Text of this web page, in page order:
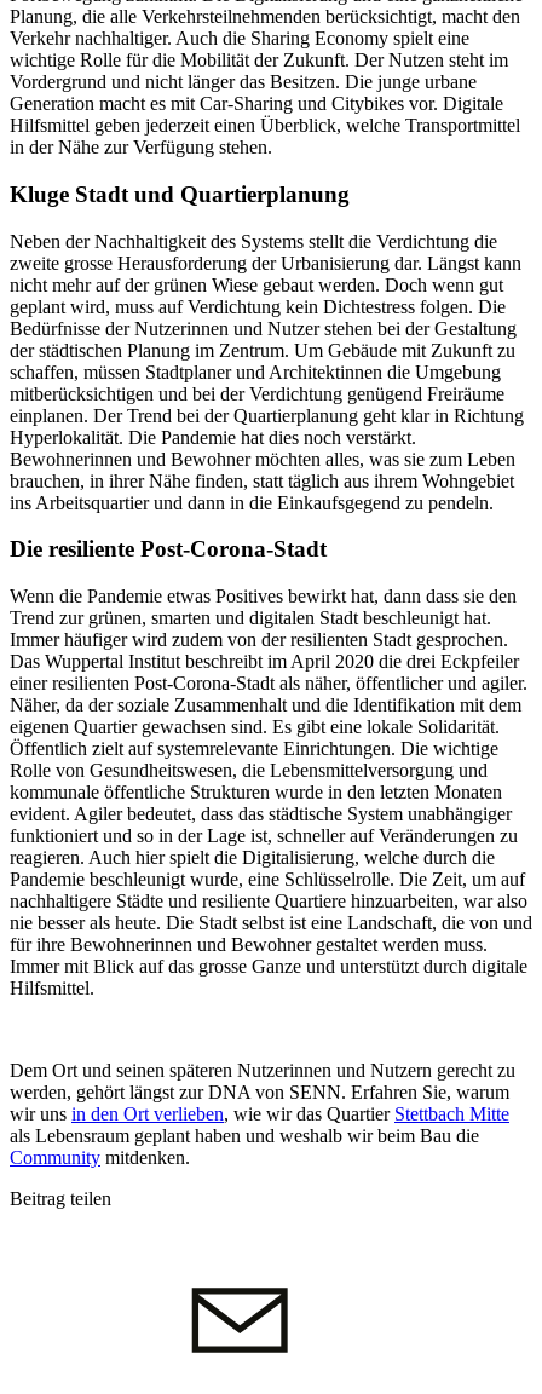
Planung, die alle Verkehrsteilnehmenden berücksichtigt, macht den
Verkehr nachhaltiger. Auch die Sharing Economy spielt eine
wichtige Rolle für die Mobilität der Zukunft. Der Nutzen steht im
Vordergrund und nicht länger das Besitzen. Die junge urbane
Generation macht es mit Car-Sharing und Citybikes vor. Digitale
Hilfsmittel geben jederzeit einen Überblick, welche Transportmittel
in der Nähe zur Verfügung stehen.
Kluge Stadt und Quartierplanung
Neben der Nachhaltigkeit des Systems stellt die Verdichtung die
zweite grosse Herausforderung der Urbanisierung dar. Längst kann
nicht mehr auf der grünen Wiese gebaut werden. Doch wenn gut
geplant wird, muss auf Verdichtung kein Dichtestress folgen. Die
Bedürfnisse der Nutzerinnen und Nutzer stehen bei der Gestaltung
der städtischen Planung im Zentrum. Um Gebäude mit Zukunft zu
schaffen, müssen Stadtplaner und Architektinnen die Umgebung
mitberücksichtigen und bei der Verdichtung genügend Freiräume
einplanen. Der Trend bei der Quartierplanung geht klar in Richtung
Hyperlokalität. Die Pandemie hat dies noch verstärkt.
Bewohnerinnen und Bewohner möchten alles, was sie zum Leben
brauchen, in ihrer Nähe finden, statt täglich aus ihrem Wohngebiet
ins Arbeitsquartier und dann in die Einkaufsgegend zu pendeln.
Die resiliente Post-Corona-Stadt
Wenn die Pandemie etwas Positives bewirkt hat, dann dass sie den
Trend zur grünen, smarten und digitalen Stadt beschleunigt hat.
Immer häufiger wird zudem von der resilienten Stadt gesprochen.
Das Wuppertal Institut beschreibt im April 2020 die drei Eckpfeiler
einer resilienten Post-Corona-Stadt als näher, öffentlicher und agiler.
Näher, da der soziale Zusammenhalt und die Identifikation mit dem
eigenen Quartier gewachsen sind. Es gibt eine lokale Solidarität.
Öffentlich zielt auf systemrelevante Einrichtungen. Die wichtige
Rolle von Gesundheitswesen, die Lebensmittelversorgung und
kommunale öffentliche Strukturen wurde in den letzten Monaten
evident. Agiler bedeutet, dass das städtische System unabhängiger
funktioniert und so in der Lage ist, schneller auf Veränderungen zu
reagieren. Auch hier spielt die Digitalisierung, welche durch die
Pandemie beschleunigt wurde, eine Schlüsselrolle. Die Zeit, um auf
nachhaltigere Städte und resiliente Quartiere hinzuarbeiten, war also
nie besser als heute. Die Stadt selbst ist eine Landschaft, die von und
für ihre Bewohnerinnen und Bewohner gestaltet werden muss.
Immer mit Blick auf das grosse Ganze und unterstützt durch digitale
Hilfsmittel.
Dem Ort und seinen späteren Nutzerinnen und Nutzern gerecht zu
werden, gehört längst zur DNA von SENN. Erfahren Sie, warum
wir uns in den Ort verlieben, wie wir das Quartier Stettbach Mitte
als Lebensraum geplant haben und weshalb wir beim Bau die
Community mitdenken.
Beitrag teilen